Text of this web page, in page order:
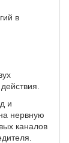
в
и
нервную
каналов